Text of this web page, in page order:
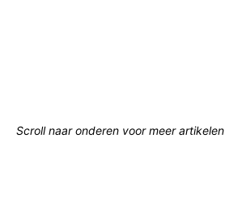
Scroll naar onderen voor meer artikelen